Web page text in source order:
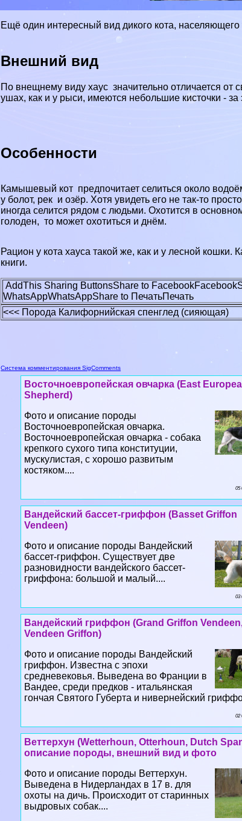
Ещё один интересный вид дикого кота,
Внешний вид
По внещнему виду хаус значительно отличается
ушах, как и у рыси, имеются небольшие кисточки -
Особенности
Камышевый кот предпочитает селиться около
у болот, рек и озёр. Хотя увидеть его не так-то
иногда селится рядом с людьми. Охотится в
голоден, то может охотиться и днём.
Рацион у кота хауса такой же, как и у лесной
книги.
AddThis Sharing ButtonsShare to FacebookFacebook
WhatsAppWhatsAppShare to ПечатьПечать
<<< Порода Калифорнийская спенглед (сияющая)
Система комментирования SigComments
Восточноевропейская овчарка (East
Shepherd)
Фото и описание породы
Восточноевропейская овчарка.
Восточноевропейская овчарка - собака
крепкого сухого типа конституции,
мускулистая, с хорошо развитым
костяком....
05
Вандейский бассет-гриффон (Basset Griffon
Vendeen)
Фото и описание породы Вандейский
бассет-гриффон. Существует две
разновидности вандейского бассет-
гриффона: большой и малый....
03
Вандейский гриффон (Grand Griffon
Vendeen Griffon)
Фото и описание породы Вандейский
гриффон. Известна с эпохи
средневековья. Выведена во Франции в
Вандее, среди предков - итальянская
гончая Святого Губерта и нивернейский
02
Веттерхун (Wetterhoun, Otterhoun, Dutch
описание породы, внешний вид и фото
Фото и описание породы Веттерхун.
Выведена в Нидерландах в 17 в. для
охоты на дичь. Происходит от старинных
выдровых собак....